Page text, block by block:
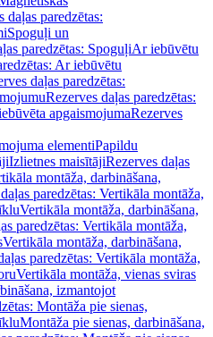
daļas paredzētas:
Spoguļi un
paredzētas: SpoguļiAr iebūvētu
Ar iebūvētu
daļas paredzētas:
Rezerves daļas paredzētas:
apgaismojumaRezerves
elementiPapildu
Izlietnes maisītājiRezerves daļas
montāža, darbināšana,
paredzētas: Vertikāla montāža,
Vertikāla montāža, darbināšana,
paredzētas: Vertikāla montāža,
Vertikāla montāža, darbināšana,
paredzētas: Vertikāla montāža,
Vertikāla montāža, vienas sviras
izmantojot
Montāža pie sienas,
Montāža pie sienas, darbināšana,